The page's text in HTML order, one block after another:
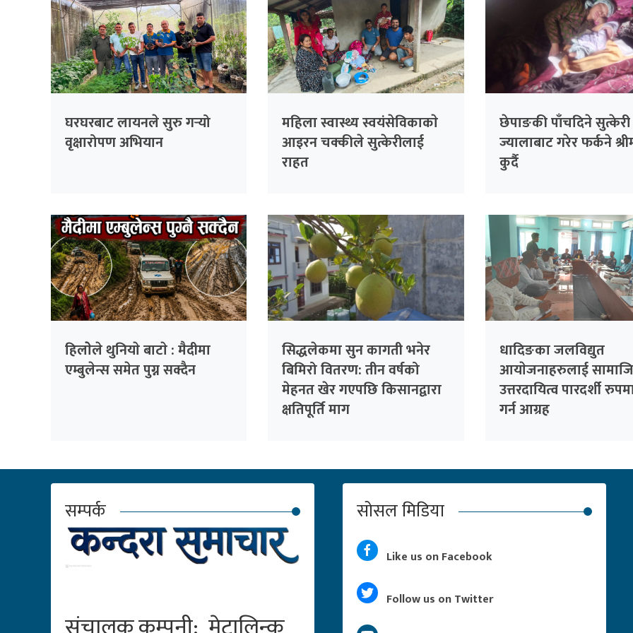
घरघरबाट लायनले सुरु गर्‍यो
वृक्षारोपण अभियान
महिला स्वास्थ्य स्वयंसेविकाकाे
आइरन चक्कीले सुत्केरीलाई
राहत
छेपाङकी पाँचदिने सुत्केरी
ज्यालाबाट गरेर फर्कने
कुर्दै
हिलाेेले थुनियाे बाटाे : मैदीमा
एम्बुलेन्स समेत पुग्न सक्दैन
सिद्धलेकमा सुन कागती भनेर
बिमिरो वितरण: तीन वर्षको
मेहनत खेर गएपछि किसानद्वारा
क्षतिपूर्ति माग
धादिङका जलविद्युत
आयाेजनाहरुलाई
उत्तरदायित्व पारदर्शी
गर्न आग्रह
सम्पर्क सोसल मिडिया
Like us on Facebook
Follow us on Twitter